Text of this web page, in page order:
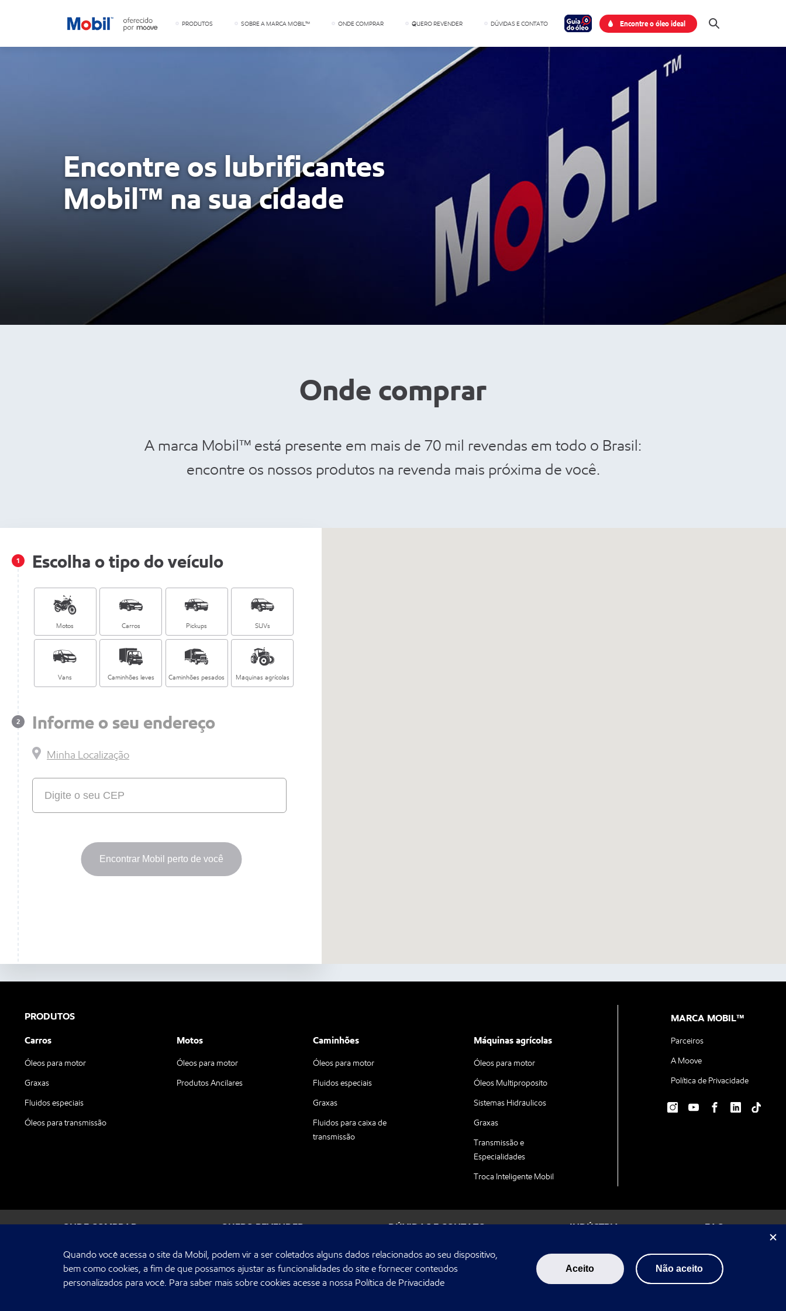
PRODUTOS SOBRE A MARCA MOBIL™ ONDE COMPRAR QUERO REVENDER DÚVIDAS E CONTATO Encontre o óleo ideal
Encontre os lubrificantes
Mobil™ na sua cidade
Onde comprar
A marca Mobil™ está presente em mais de 70 mil revendas em todo o Brasil:
encontre os nossos produtos na revenda mais próxima de você.
Escolha o tipo do veículo
Motos Carros Pickups SUVs
Vans Caminhões leves Caminhões pesados Máquinas agrícolas
Informe o seu endereço
Minha Localização
Encontrar Mobil perto de você
Quando você acessa o site da Mobil, podem vir a ser coletados alguns dados relacionados ao seu dispositivo,
bem como cookies, a fim de que possamos ajustar as funcionalidades do site e fornecer conteúdos
personalizados para você. Para saber mais sobre cookies acesse a nossa Política de Privacidade
Aceito Não aceito
PRODUTOS
Carros
Óleos para motor
Graxas
Fluidos especiais
Óleos para transmissão
Motos
Óleos para motor
Produtos Ancilares
Caminhões
Óleos para motor
Fluidos especiais
Graxas
Fluidos para caixa de
transmissão
Máquinas agrícolas
Óleos para motor
Óleos Multipropósito
Sistemas Hidráulicos
Graxas
Transmissão e
Especialidades
Troca Inteligente Mobil
MARCA MOBIL™
Parceiros
A Moove
Política de Privacidade
ONDE COMPRAR QUERO REVENDER DÚVIDAS E CONTATO INDÚSTRIA FAQ
© 2026. Todos os direitos reservados a Cosan Lubrificantes e Especialidades S.A. Proibida reprodução ou distribuição sem autorização.Todas as marcas Mobil utilizadas neste site
são marcas ou marcas registradas da Exxon Mobil Corporation ou uma de suas subsidiárias, utilizadas pela Cosan Lubrificantes e Especialidades S.A., ou uma de suas subsidiárias,
sob licença. A Moove (Cosan Lubrificantes e Especialidades S.A.) é a distribuidora autorizada dos lubrificantes Mobil no Brasil.